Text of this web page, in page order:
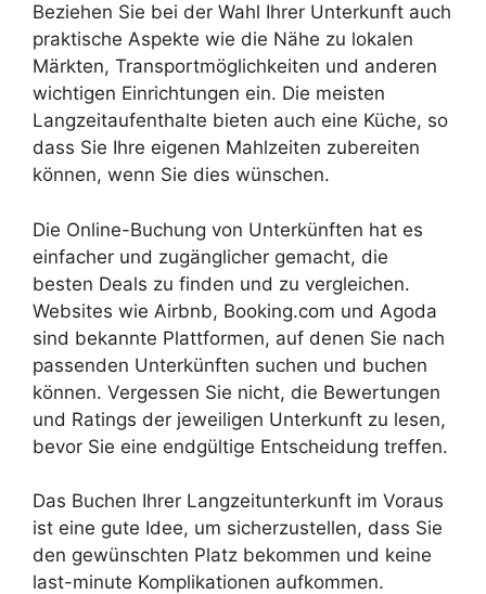
Beziehen Sie bei der Wahl Ihrer Unterkunft auch
praktische Aspekte wie die Nähe zu lokalen
Märkten, Transportmöglichkeiten und anderen
wichtigen Einrichtungen ein. Die meisten
Langzeitaufenthalte bieten auch eine Küche, so
dass Sie Ihre eigenen Mahlzeiten zubereiten
können, wenn Sie dies wünschen.
Die Online-Buchung von Unterkünften hat es
einfacher und zugänglicher gemacht, die
besten Deals zu finden und zu vergleichen.
Websites wie Airbnb, Booking.com und Agoda
sind bekannte Plattformen, auf denen Sie nach
passenden Unterkünften suchen und buchen
können. Vergessen Sie nicht, die Bewertungen
und Ratings der jeweiligen Unterkunft zu lesen,
bevor Sie eine endgültige Entscheidung treffen.
Das Buchen Ihrer Langzeitunterkunft im Voraus
ist eine gute Idee, um sicherzustellen, dass Sie
den gewünschten Platz bekommen und keine
last-minute Komplikationen aufkommen.